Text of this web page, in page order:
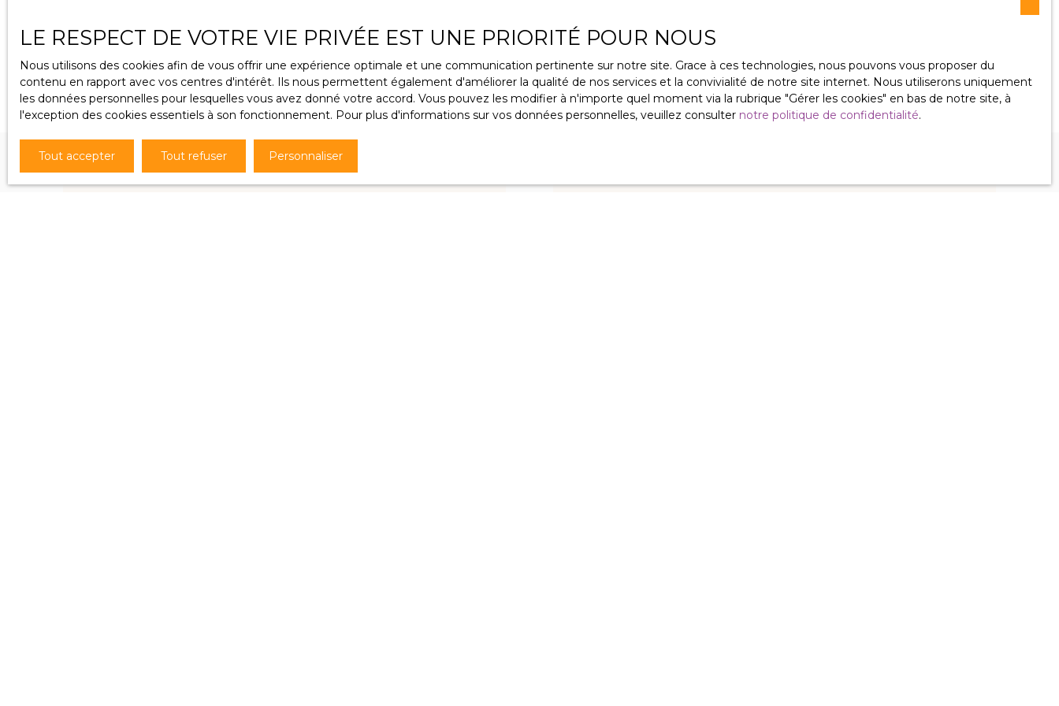
123 m2 sur axe principal, sanitaires, grande cave,
extérieur de 28 m2, très bon état général,
grande vitrine, excellente situation, loué à 980 €
HT en bail commercial... Prix; 115 000 € Tom
Immobilier 06 87 02 99 47
LE RESPECT DE VOTRE VIE PRIVÉE EST UNE PRIORITÉ POUR NOUS
Nous utilisons des cookies afin de vous offrir une expérience optimale et une communication pertinente sur notre site. Grace à ces technologies, nous pouvons vous proposer du
contenu en rapport avec vos centres d'intérêt. Ils nous permettent également d'améliorer la qualité de nos services et la convivialité de notre site internet. Nous utiliserons uniquement
les données personnelles pour lesquelles vous avez donné votre accord. Vous pouvez les modifier à n'importe quel moment via la rubrique ″Gérer les cookies″ en bas de notre site, à
l'exception des cookies essentiels à son fonctionnement. Pour plus d'informations sur vos données personnelles, veuillez consulter notre politique de confidentialité.
Tout accepter Tout refuser Personnaliser